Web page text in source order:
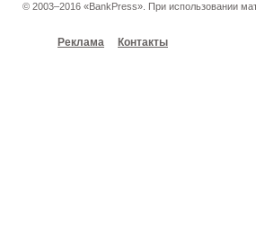
© 2003–2016 «BankPress». При использовании
Реклама Контакты